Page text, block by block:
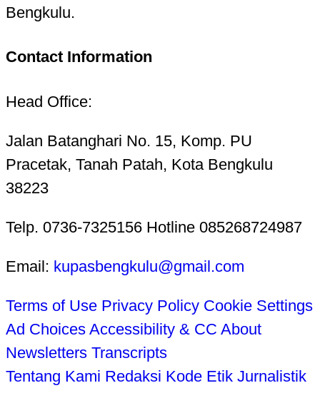
Bengkulu.
Contact Information
Head Office:
Jalan Batanghari No. 15, Komp. PU
Pracetak, Tanah Patah, Kota Bengkulu
38223
Telp. 0736-7325156 Hotline 085268724987
Email: kupasbengkulu@gmail.com
Terms of Use Privacy Policy Cookie Settings
Ad Choices Accessibility & CC About
Newsletters Transcripts
Tentang Kami Redaksi Kode Etik Jurnalistik